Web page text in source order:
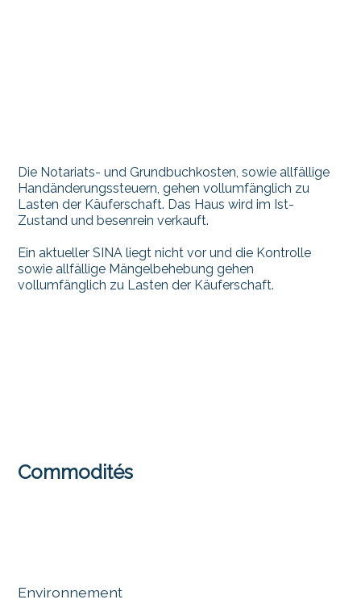
Die Notariats- und Grundbuchkosten, sowie allfällige
Handänderungssteuern, gehen vollumfänglich zu
Lasten der Käuferschaft. Das Haus wird im Ist-
Zustand und besenrein verkauft.
Ein aktueller SINA liegt nicht vor und die Kontrolle
sowie allfällige Mängelbehebung gehen
vollumfänglich zu Lasten der Käuferschaft.
Commodités
Environnement